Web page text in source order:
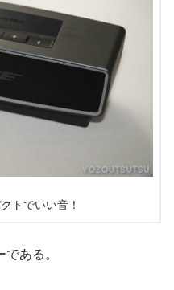
トでいい音！
ある。